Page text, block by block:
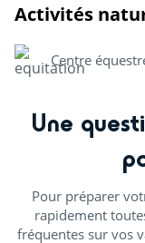
Activités
Centre
Mini-golf
Location vélo
Mini-ferme
Une
Pour préparer
rapidement
fréquentes sur vos